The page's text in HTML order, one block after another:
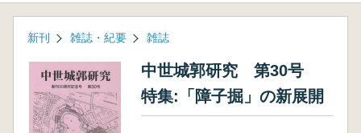
新刊 雑誌・紀要 雑誌
中世城郭研究 第30号
特集:「障子掘」の新展開